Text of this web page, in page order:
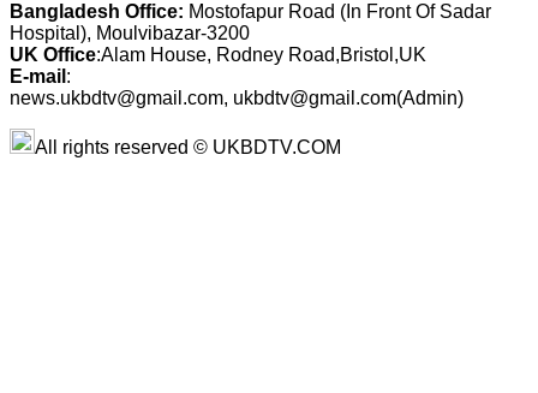
Bangladesh Office: Mostofapur Road (In Front Of Sadar
Hospital), Moulvibazar-3200
UK Office:Alam House, Rodney Road,Bristol,UK
E-mail :
news.ukbdtv@gmail.com, ukbdtv@gmail.com(Admin)
All rights reserved © UKBDTV.COM